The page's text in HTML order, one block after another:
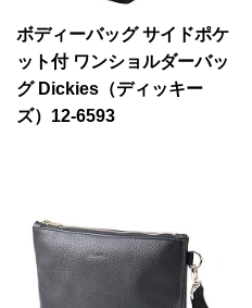
ボディーバッグ サイドポケ
ット付 ワンショルダーバッ
グ Dickies（ディッキー
ズ）12-6593